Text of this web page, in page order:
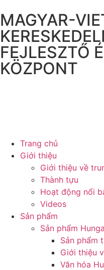
MAGYAR-
FEJLESZTŐ
KÖZPONT
Trang chủ
Giới thiệu
Giới thiệu về
Thành tựu
Hoạt động nổi
Videos
Sản phẩm
Sản phẩm
Sản phẩm
Giới thiệu
Văn hóa